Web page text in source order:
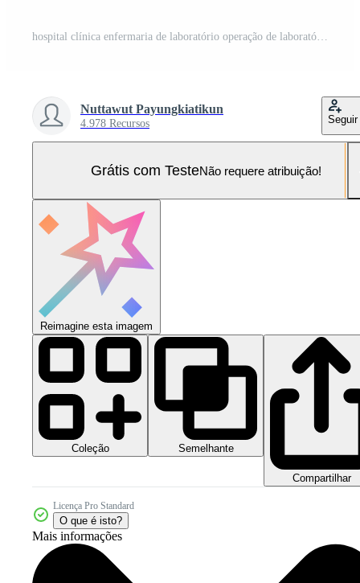
hospital clínica enfermaria de laboratório operação de laboratório emergência ambulância quarto tratamento cuidados de saúde médico tecnologia cirurgião diagnosticar lesão paciente covid-19 vacina contra a doença do vírus corona Foto Pro
Nuttawut Payungkiatikun
4.978 Recursos Seguir
Grátis com TesteNão requere atribuição!
Reimagine esta imagem
Coleção Semelhante
Compartilhar
Licença Pro Standard
O que é isto?
Mais informações